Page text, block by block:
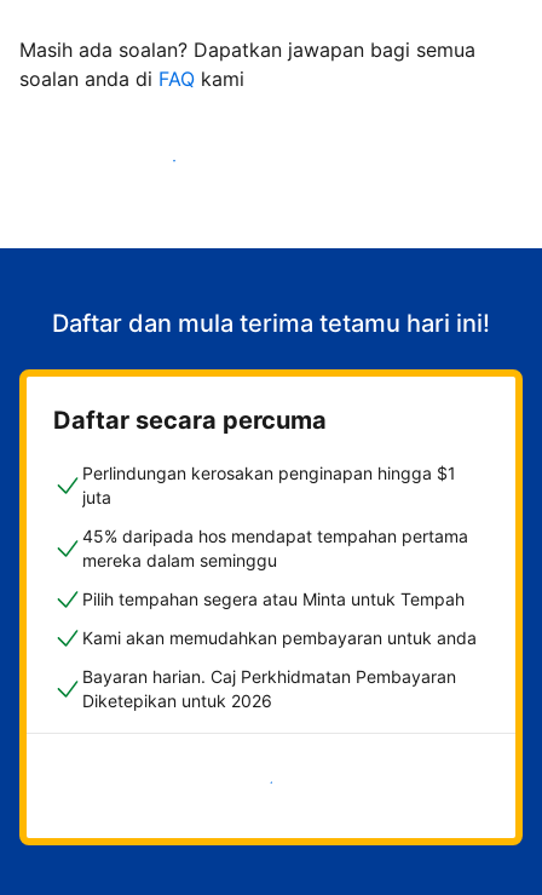
Masih ada soalan? Dapatkan jawapan bagi semua
soalan anda di FAQ kami
Mula mengalu-alukan tetamu
Daftar dan mula terima tetamu hari ini!
Daftar secara percuma
Perlindungan kerosakan penginapan hingga $1
juta
45% daripada hos mendapat tempahan pertama
mereka dalam seminggu
Pilih tempahan segera atau Minta untuk Tempah
Kami akan memudahkan pembayaran untuk anda
Bayaran harian. Caj Perkhidmatan Pembayaran
Diketepikan untuk 2026
Mulakan sekarang